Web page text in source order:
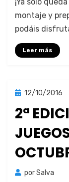
mon­ta­je y
podáis
Leer más
Publicada
12/10/2016
2ª
porSalva